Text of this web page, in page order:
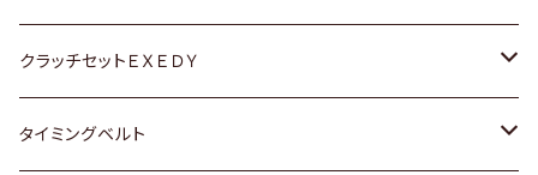
マツダ
三菱
アストロ（シボレー）
クライスラー
日産
ダイハツ
日産
ホンダ
ホンダ
スズキ
クラッチセットＥＸＥＤＹ
ホンダ
タイミングベルト